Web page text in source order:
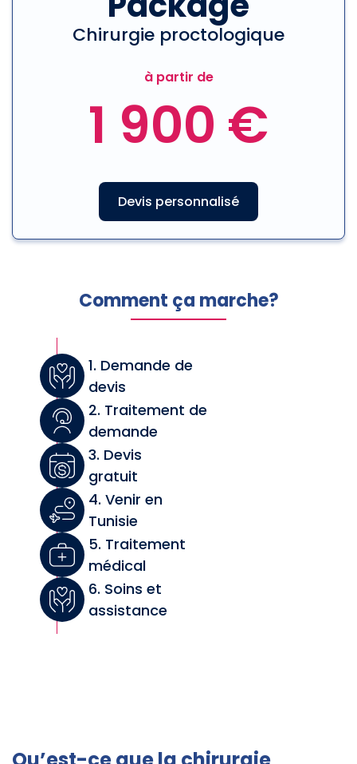
Chirurgie proctologique
à partir de
1 900 €
Devis personnalisé
Comment ça marche?
1. Demande de
devis
2. Traitement de
demande
3. Devis
gratuit
4. Venir en
Tunisie
5. Traitement
médical
6. Soins et
assistance